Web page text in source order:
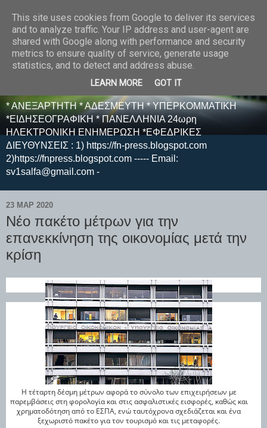
E F E N P R E S S -
ΗΛΕΚΤΡΟΝΙΚΗ
ΕΦΗΜΕΡΙΔΑ
* ΑΝΕΞΑΡΤΗΤΗ * ΑΔΕΣΜΕΥΤΗ * ΥΠΕΡΚΟΜΜΑΤΙΚΗ
*ΕΙΔΗΣΕΟΓΡΑΦΙΚΗ * ΠΑΝΕΛΛΗΝΙΑ 24ωρη
ΗΛΕΚΤΡΟΝΙΚΗ ΕΝΗΜΕΡΩΣΗ *ΕΦΕΔΡΙΚΕΣ
ΔΙΕΥΘΥΝΣΕΙΣ : 1) https://fn-press.blogspot.com
2)https://fnpress.blogspot.com ----- Email:
sv1salfa@gmail.com -
23 ΜΑΡ 2020
Νέο πακέτο μέτρων για την
επανεκκίνηση της οικονομίας μετά την
κρίση
Η τέταρτη δέσμη μέτρων αφορά το σύνολο των επιχειρήσεων με
παρεμβάσεις στη φορολογία και στις ασφαλιστικές εισφορές, καθώς και
χρηματοδότηση από το ΕΣΠΑ, ενώ ταυτόχρονα σχεδιάζεται και ένα
ξεχωριστό πακέτο για τον τουρισμό και τις μεταφορές.
This site uses cookies from Google to deliver its services
and to analyze traffic. Your IP address and user-agent are
shared with Google along with performance and security
metrics to ensure quality of service, generate usage
statistics, and to detect and address abuse.
LEARN MORE GOT IT